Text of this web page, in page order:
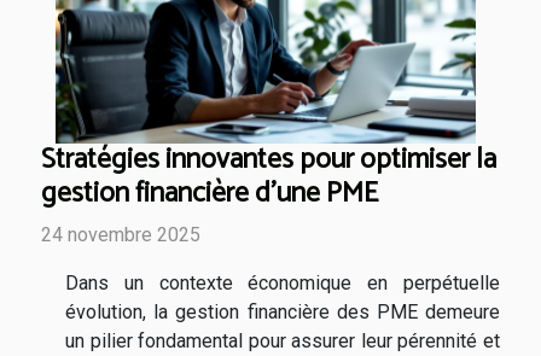
Stratégies innovantes pour optimiser la
gestion financière d'une PME
24 novembre 2025
Dans un contexte économique en perpétuelle
évolution, la gestion financière des PME demeure
un pilier fondamental pour assurer leur pérennité et